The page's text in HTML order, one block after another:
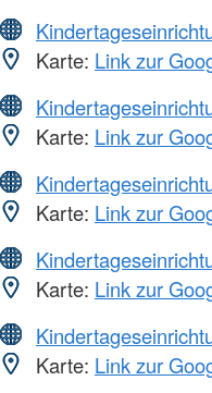
Karte: Link zur
Karte: Link zur
Karte: Link zur
Karte: Link zur
Karte: Link zur